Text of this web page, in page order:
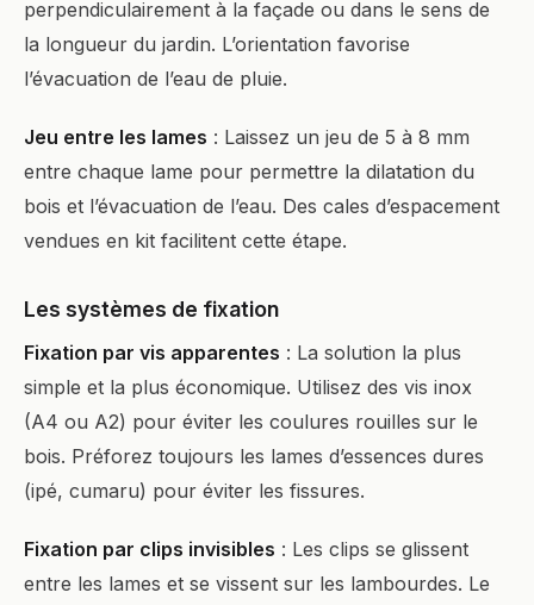
perpendiculairement à la façade ou dans le sens de
la longueur du jardin. L’orientation favorise
l’évacuation de l’eau de pluie.
Jeu entre les lames : Laissez un jeu de 5 à 8 mm
entre chaque lame pour permettre la dilatation du
bois et l’évacuation de l’eau. Des cales d’espacement
vendues en kit facilitent cette étape.
Les systèmes de fixation
Fixation par vis apparentes : La solution la plus
simple et la plus économique. Utilisez des vis inox
(A4 ou A2) pour éviter les coulures rouilles sur le
bois. Préforez toujours les lames d’essences dures
(ipé, cumaru) pour éviter les fissures.
Fixation par clips invisibles : Les clips se glissent
entre les lames et se vissent sur les lambourdes. Le